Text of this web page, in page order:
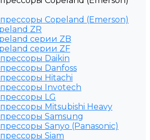
Copeland (Emerson)
ZR
серии ZB
серии ZF
Daikin
Danfoss
Hitachi
Invotech
LG
Mitsubishi Heavy
Samsung
Sanyo (Panasonic)
Siam